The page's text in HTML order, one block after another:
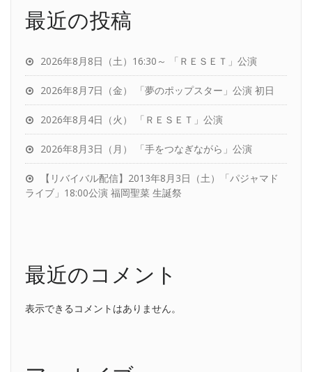
最近の投稿
2026年8月8日（土）16:30～ 「ＲＥＳＥＴ」公演
2026年8月7日（金） 「夢のポップスター」公演 初日
2026年8月4日（火） 「ＲＥＳＥＴ」公演
2026年8月3日（月） 「手をつなぎながら」公演
【リバイバル配信】2013年8月3日（土）「パジャマド
ライブ」18:00公演 福岡聖菜 生誕祭
最近のコメント
表示できるコメントはありません。